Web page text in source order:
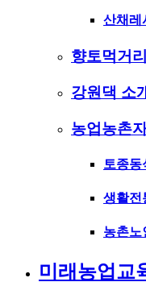
산채레
향토먹거리
강원댁 소
농업농촌
토종동
생활전
농촌노
미래농업교